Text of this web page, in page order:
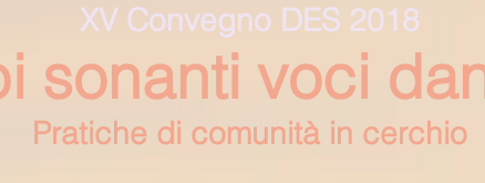
XV Convegno DES 2018
sonanti voci
Pratiche di comunità in cerchio